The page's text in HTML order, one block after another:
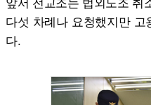
다섯 차례나 요청했지만
다.